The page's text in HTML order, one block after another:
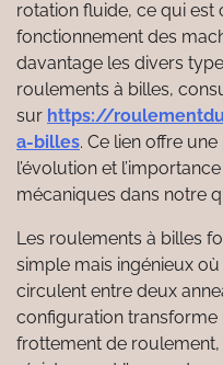
rotation fluide, ce qui
fonctionnement des
davantage les divers
roulements à billes,
sur https://
a-billes. Ce lien offre
l’évolution et
mécaniques dans notre
Les roulements à billes
simple mais ingénieux
circulent entre deux
configuration transforme
frottement de